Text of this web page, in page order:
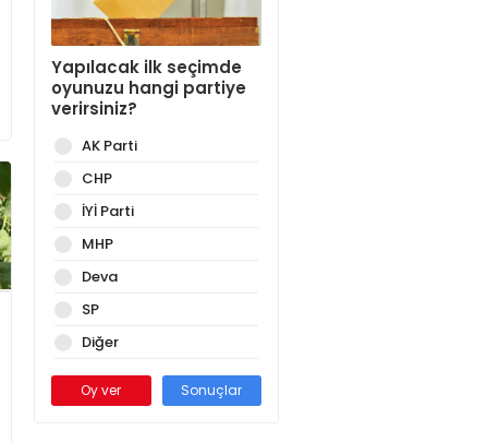
Yapılacak ilk seçimde
oyunuzu hangi partiye
verirsiniz?
AK Parti
CHP
İYİ Parti
MHP
Deva
SP
Diğer
Oy ver Sonuçlar